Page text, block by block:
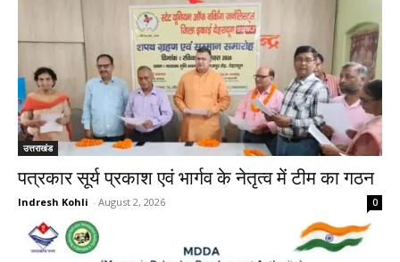
उत्तराखंड
पत्रकार सूर्य प्रकाश एवं भार्गव के नेतृत्व में टीम का गठन
Indresh Kohli - August 2, 2026 0